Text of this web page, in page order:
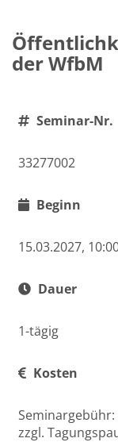
der WfbM
Seminar-Nr.
33277002
Beginn
15.03.2027,
Dauer
1-tägig
Kosten
Seminargebühr:
zzgl.